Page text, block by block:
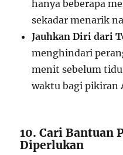
hanya beberapa
sekadar menarik
Jauhkan Diri dari
menghindari
menit sebelum
waktu bagi pikiran
10. Cari Bantuan
Diperlukan